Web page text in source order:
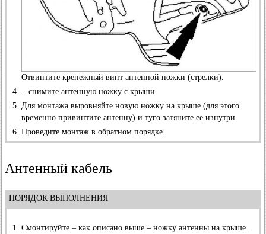
Отвинтите крепежный винт антенной ножки (стрелки).
...снимите антенную ножку с крыши.
Для монтажа выровняйте новую ножку на крыше (для этого
временно привинтите антенну) и туго затяните ее изнутри.
Проведите монтаж в обратном порядке.
Антенный кабель
ПОРЯДОК ВЫПОЛНЕНИЯ
Смонтируйте – как описано выше – ножку антенны на крыше.